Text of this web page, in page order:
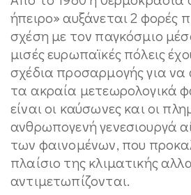
ήπειρο» αυξάνεται 2 φορές
σχέση με τον παγκόσμιο
μισές ευρωπαϊκές πόλεις
σχέδια προσαρμογής για να
τα ακραία μετεωρολογικά
είναι οι καύσωνες και οι
ανθρωπογενή γενεσιουργά
των φαινομένων, που
πλαίσιο της κλιματικής
αντιμετωπίζονται.